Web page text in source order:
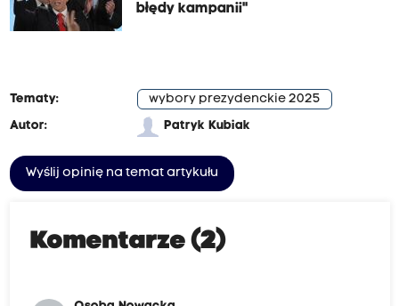
błędy kampanii"
Tematy:
wybory prezydenckie 2025
Autor:
Patryk Kubiak
Wyślij opinię na temat artykułu
Komentarze (2)